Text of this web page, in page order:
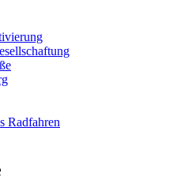
Radfahren